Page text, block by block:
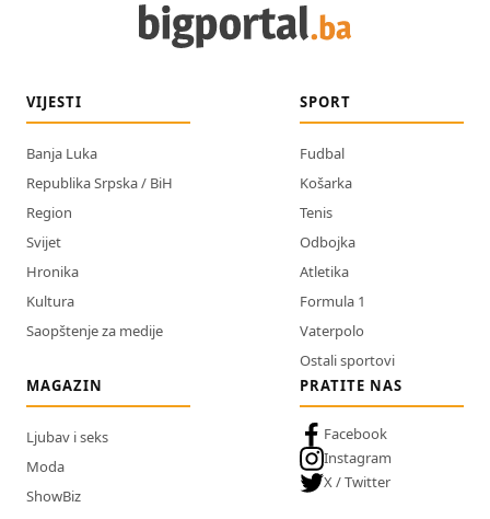
VIJESTI
Banja Luka
Republika Srpska / BiH
Region
Svijet
Hronika
Kultura
Saopštenje za medije
SPORT
Fudbal
Košarka
Tenis
Odbojka
Atletika
Formula 1
Vaterpolo
Ostali sportovi
MAGAZIN
Ljubav i seks
Moda
ShowBiz
PRATITE NAS
Facebook
Instagram
X / Twitter